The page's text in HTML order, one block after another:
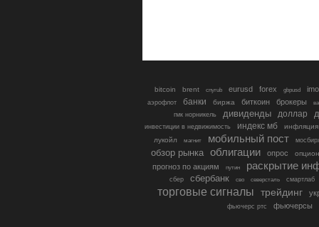
bitcoin brent cnyrub eurusd forex gbpusd
аэрофлот банки биржа биткоин брокеры
гмк норникель
дивиденды доллар
инвестиции в недвижимость индекс мб
инфляция
лукойл
магнит мобильный пост
обзор рынка облигации опрос
прогноз по акциям путин раскрытие
сбер сбербанк сво северсталь смартлаб
торговые сигналы трейдинг
фьючерс ртс фьючерсы